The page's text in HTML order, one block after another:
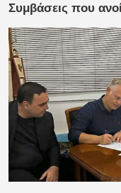
Συμβάσεις που